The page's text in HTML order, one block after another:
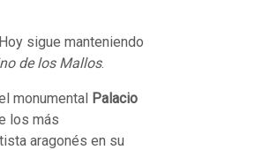
sigue manteniendo
de los Mallos.
monumental Palacio
los más
aragonés en su